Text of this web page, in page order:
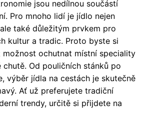
jsou nedílnou součástí
Pro mnoho lidí je jídlo nejen
také důležitým prvkem pro
kultur a tradic. Proto byste si
možnost ochutnat místní speciality
Od pouličních stánků po
výběr jídla na cestách je skutečně
Ať už preferujete tradiční
trendy, určitě si přijdete na